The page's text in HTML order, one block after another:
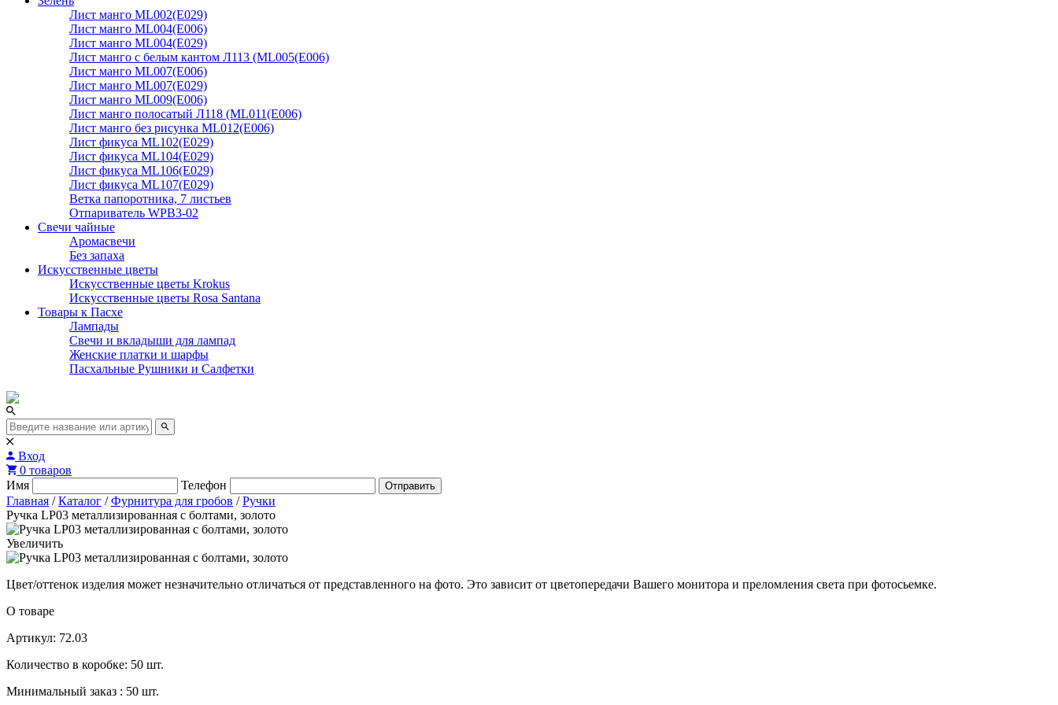
Лист манго ML002(E029)
Лист манго ML004(E006)
Лист манго ML004(E029)
Лист манго с белым кантом Л113 (ML005(E006)
Лист манго ML007(E006)
Лист манго ML007(E029)
Лист манго ML009(E006)
Лист манго полосатый Л118 (ML011(E006)
Лист манго без рисунка ML012(E006)
Лист фикуса ML102(E029)
Лист фикуса ML104(E029)
Лист фикуса ML106(E029)
Лист фикуса ML107(E029)
Ветка папоротника, 7 листьев
Отпариватель WPB3-02
Свечи чайные
Аромасвечи
Без запаха
Искусственные цветы
Искусственные цветы Krokus
Искусственные цветы Rosa Santana
Товары к Пасхе
Лампады
Свечи и вкладыши для лампад
Женские платки и шарфы
Пасхальные Рушники и Салфетки
Вход
0 товаров
Имя
Телефон Отправить
Главная / Каталог / Фурнитура для гробов / Ручки
Ручка LP03 металлизированная с болтами, золото
Увеличить
Цвет/оттенок изделия может незначительно отличаться от представленного на фото. Это зависит от цветопередачи Вашего монитора и преломления света при фотосьемке.
О товаре
Артикул: 72.03
Количество в коробке: 50 шт.
Минимальный заказ : 50 шт.